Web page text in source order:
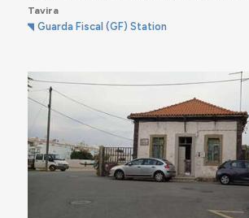
Tavira
Guarda Fiscal (GF) Station